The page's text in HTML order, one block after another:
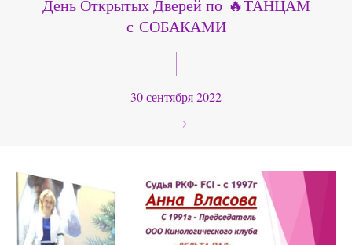
День Открытых Дверей по 🔥ТАНЦАМ
с СОБАКАМИ
30 сентября 2022